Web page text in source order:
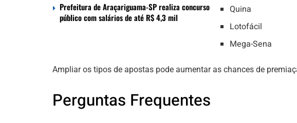
Prefeitura de Araçariguama-SP realiza concurso
público com salários de até R$ 4,3 mil
Quina
Lotofácil
Mega-Sena
Ampliar os tipos de apostas pode aumentar as chances de
Perguntas Frequentes